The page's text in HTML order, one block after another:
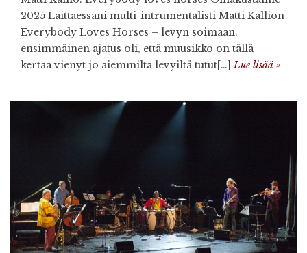
2025 Laittaessani multi-intrumentalisti Matti Kallion
Everybody Loves Horses – levyn soimaan,
ensimmäinen ajatus oli, että muusikko on tällä
kertaa vienyt jo aiemmilta levyiltä tutut[…] Lue lisää »